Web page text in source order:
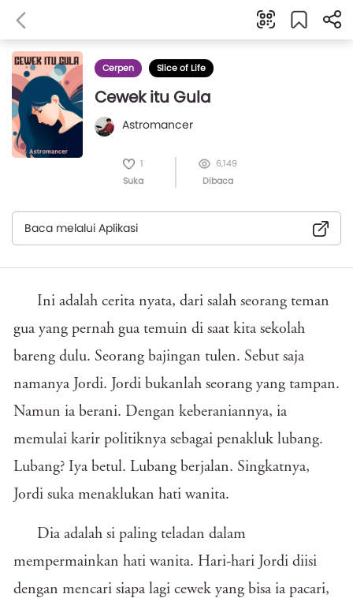
Cerpen Slice of Life
Cewek itu Gula
Astromancer
1
Suka
6,149
Dibaca
Baca melalui Aplikasi
Ini adalah cerita nyata, dari salah seorang teman
gua yang pernah gua temuin di saat kita sekolah
bareng dulu. Seorang bajingan tulen. Sebut saja
namanya Jordi. Jordi bukanlah seorang yang tampan.
Namun ia berani. Dengan keberaniannya, ia
memulai karir politiknya sebagai penakluk lubang.
Lubang? Iya betul. Lubang berjalan. Singkatnya,
Jordi suka menaklukan hati wanita.
Dia adalah si paling teladan dalam
mempermainkan hati wanita. Hari-hari Jordi diisi
dengan mencari siapa lagi cewek yang bisa ia pacari,